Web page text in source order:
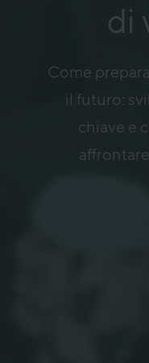
di
Come
il futuro:
chiave e